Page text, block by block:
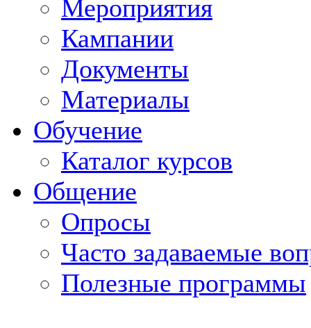
Мероприятия
Кампании
Документы
Материалы
Обучение
Каталог курсов
Общение
Опросы
Часто задаваемые
Полезные программы